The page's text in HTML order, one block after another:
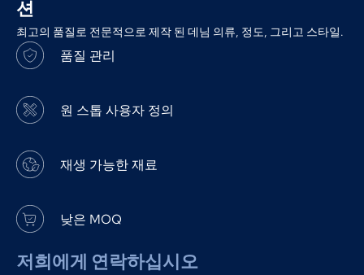
션
최고의 품질로 전문적으로 제작 된 데님 의류, 정도, 그리고 스타일.
품질 관리
원 스톱 사용자 정의
재생 가능한 재료
낮은 MOQ
저희에게 연락하십시오